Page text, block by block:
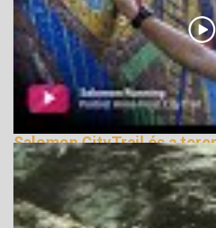
Salomon CityTrail és a
164874 Nézetek